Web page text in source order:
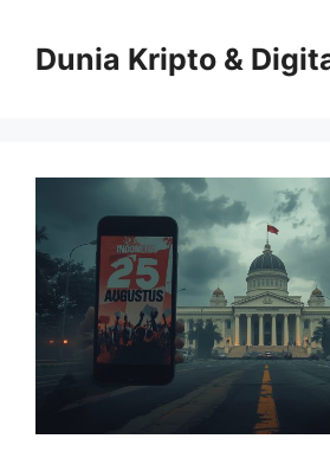
contentDunia Kripto &